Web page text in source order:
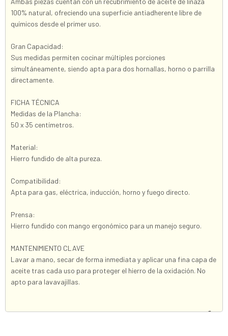
100% natural, ofreciendo una superficie antiadherente libre de
químicos desde el primer uso.
Gran Capacidad:
Sus medidas permiten cocinar múltiples porciones
simultáneamente, siendo apta para dos hornallas, horno o parrilla
directamente.
FICHA TÉCNICA
Medidas de la Plancha:
50 x 35 centímetros.
Material:
Hierro fundido de alta pureza.
Compatibilidad:
Apta para gas, eléctrica, inducción, horno y fuego directo.
Prensa:
Hierro fundido con mango ergonómico para un manejo seguro.
MANTENIMIENTO CLAVE
Lavar a mano, secar de forma inmediata y aplicar una fina capa de
aceite tras cada uso para proteger el hierro de la oxidación. No
apto para lavavajillas.